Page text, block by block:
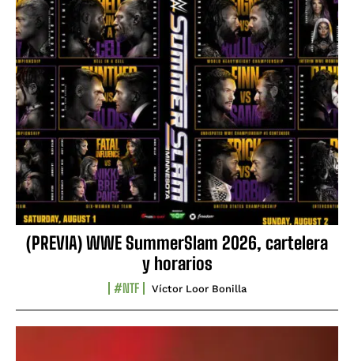
(PREVIA) WWE SummerSlam 2026, cartelera
y horarios
#NTF Víctor Loor Bonilla